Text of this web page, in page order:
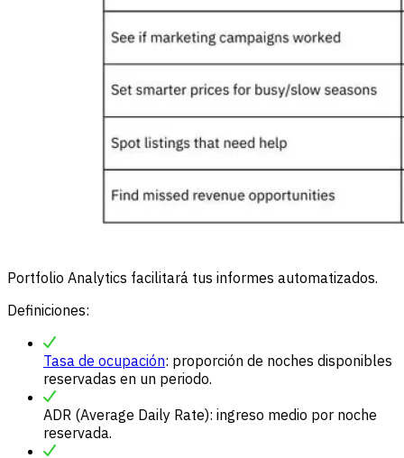
Portfolio Analytics facilitará tus informes automatizados.
Definiciones:
Tasa de ocupación: proporción de noches disponibles
reservadas en un periodo.
ADR (Average Daily Rate): ingreso medio por noche
reservada.